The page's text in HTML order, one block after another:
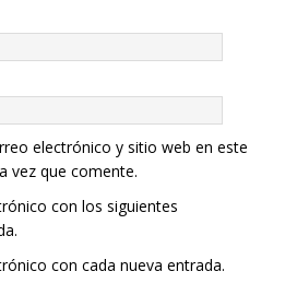
electrónico y sitio web en este
vez que comente.
con los siguientes
con cada nueva entrada.